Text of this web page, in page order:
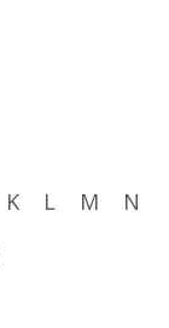
K L M
N